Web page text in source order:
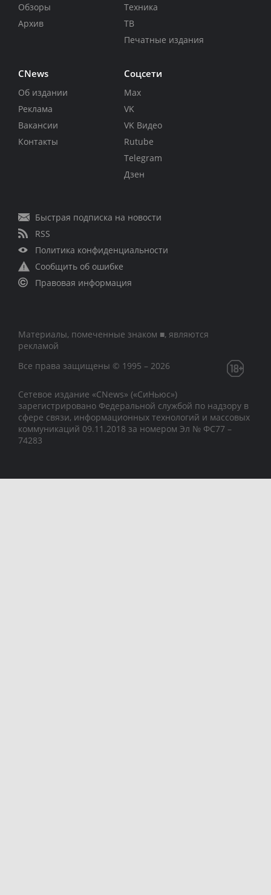
Обзоры
Архив
Техника
ТВ
Печатные издания
CNews
Об издании
Реклама
Вакансии
Контакты
Соцсети
Max
VK
VK Видео
Rutube
Telegram
Дзен
Быстрая подписка на новости
RSS
Политика конфиденциальности
Сообщить об ошибке
Правовая информация
Материалы, помеченные знаком ■, являются
рекламой
Все права защищены © 1995 – 2026
Сетевое издание «CNews» («СиНьюс»)
зарегистрировано Федеральной службой по надзору в
сфере связи, информационных технологий и массовых
коммуникаций 09.11.2018 за номером Эл № ФС77 –
74283